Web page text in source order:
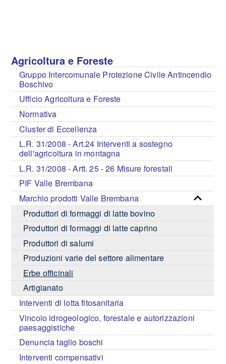
Agricoltura e Foreste
Gruppo Intercomunale Protezione Civile Antincendio
Boschivo
Ufficio Agricoltura e Foreste
Normativa
Cluster di Eccellenza
L.R. 31/2008 - Art.24 Interventi a sostegno
dell'agricoltura in montagna
L.R. 31/2008 - Artt. 25 - 26 Misure forestali
PIF Valle Brembana
Marchio prodotti Valle Brembana
Produttori di formaggi di latte bovino
Produttori di formaggi di latte caprino
Produttori di salumi
Produzioni varie del settore alimentare
Erbe officinali
Artigianato
Interventi di lotta fitosanitaria
Vincolo idrogeologico, forestale e autorizzazioni
paesaggistiche
Denuncia taglio boschi
Interventi compensativi